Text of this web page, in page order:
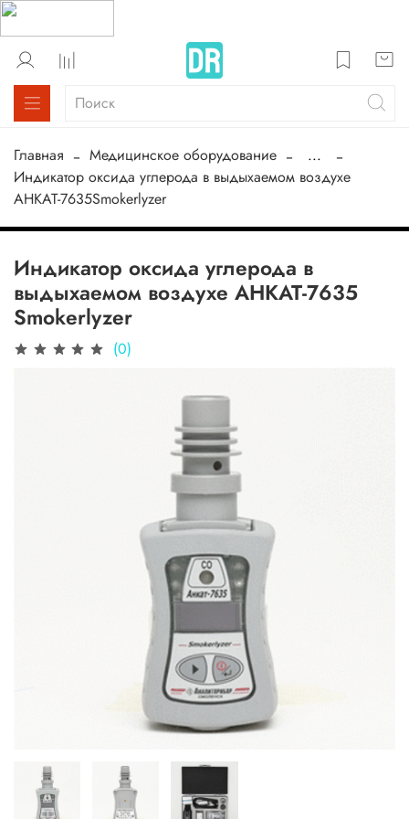
Главная Медицинское оборудование
...
Индикатор оксида углерода в выдыхаемом воздухе
АНКАТ-7635Smokerlyzer
Индикатор оксида углерода в
выдыхаемом воздухе АНКАТ-7635
Smokerlyzer
(0)